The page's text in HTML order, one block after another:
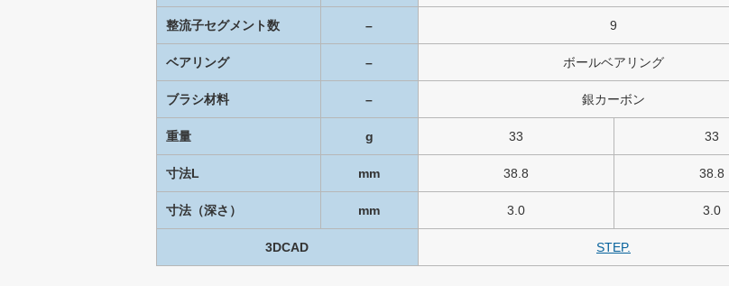
整流子セグメント数 – 9
ベアリング – ボールベアリング
ブラシ材料 – 銀カーボン
重量 g 33 33
寸法L mm 38.8 38.8
寸法（深さ） mm 3.0 3.0
3DCAD STEP.